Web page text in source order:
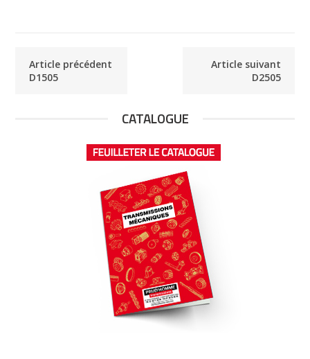
Article précédent
D1505
Article suivant
D2505
CATALOGUE